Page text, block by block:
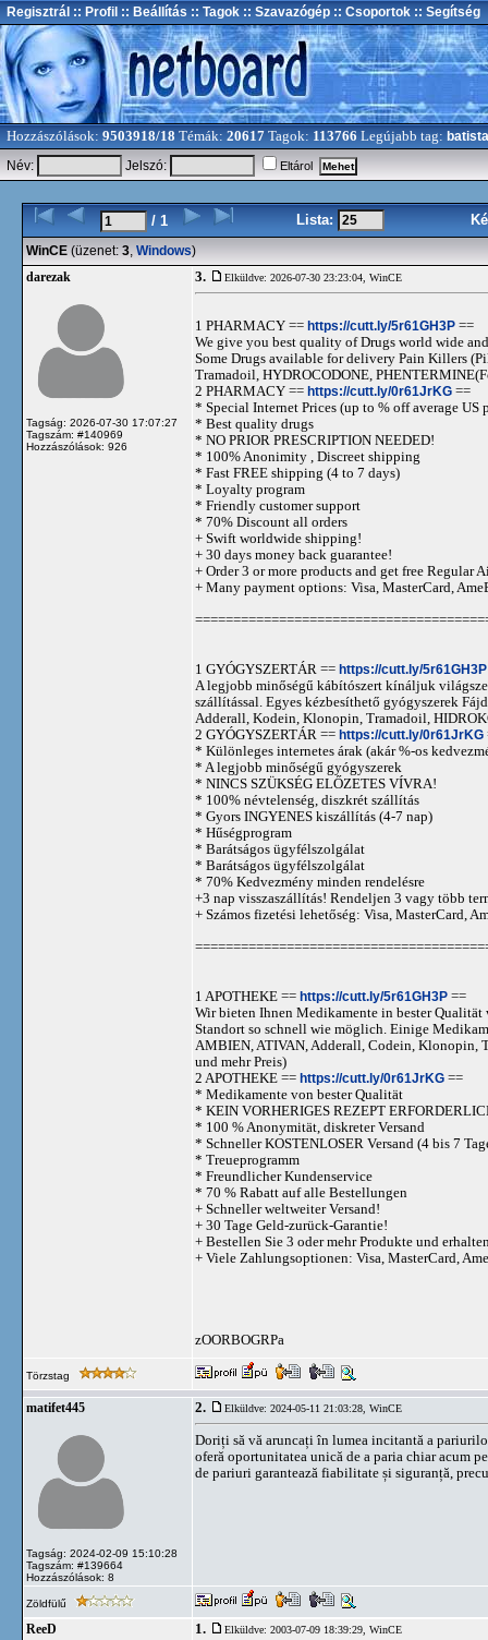
Regisztrál :: Profil :: Beállítás :: Tagok :: Szavazógép :: Csoportok :: Segítség
Hozzászólások: 9503918/18 Témák: 20617 Tagok: 113766 Legújabb tag: batista
Név:
Jelszó: Eltárol
/ 1 Lista:
WinCE (üzenet: 3, Windows)
darezak
Tagság: 2026-07-30 17:07:27
Tagszám: #140969
Hozzászólások: 926
3. Elküldve: 2026-07-30 23:23:04, WinCE
1 PHARMACY == https://cutt.ly/5r61GH3P ==
We give you best quality of Drugs world wide
Some Drugs available for delivery Pain Killers
Tramadoil, HYDROCODONE,
2 PHARMACY == https://cutt.ly/0r61JrKG ==
* Special Internet Prices (up to % off average US
* Best quality drugs
* NO PRIOR PRESCRIPTION NEEDED!
* 100% Anonimity , Discreet shipping
* Fast FREE shipping (4 to 7 days)
* Loyalty program
* Friendly customer support
* 70% Discount all orders
+ Swift worldwide shipping!
+ 30 days money back guarantee!
+ Order 3 or more products and get free Regular
+ Many payment options: Visa, MasterCard,
1 GYÓGYSZERTÁR == https://cutt.ly/5r61GH3P
A legjobb minőségű kábítószert kínáljuk
szállítással. Egyes kézbesíthető gyógyszerek
Adderall, Kodein, Klonopin, Tramadoil,
2 GYÓGYSZERTÁR == https://cutt.ly/0r61JrKG
* Különleges internetes árak (akár %-os
* A legjobb minőségű gyógyszerek
* NINCS SZÜKSÉG ELŐZETES VÍVRA!
* 100% névtelenség, diszkrét szállítás
* Gyors INGYENES kiszállítás (4-7 nap)
* Hűségprogram
* Barátságos ügyfélszolgálat
* Barátságos ügyfélszolgálat
* 70% Kedvezmény minden rendelésre
+3 nap visszaszállítás! Rendeljen 3 vagy több
+ Számos fizetési lehetőség: Visa, MasterCard,
1 APOTHEKE == https://cutt.ly/5r61GH3P ==
Wir bieten Ihnen Medikamente in bester
Standort so schnell wie möglich. Einige
AMBIEN, ATIVAN, Adderall, Codein, Klonopin,
und mehr Preis)
2 APOTHEKE == https://cutt.ly/0r61JrKG ==
* Medikamente von bester Qualität
* KEIN VORHERIGES REZEPT
* 100 % Anonymität, diskreter Versand
* Schneller KOSTENLOSER Versand (4 bis 7
* Treueprogramm
* Freundlicher Kundenservice
* 70 % Rabatt auf alle Bestellungen
+ Schneller weltweiter Versand!
+ 30 Tage Geld-zurück-Garantie!
+ Bestellen Sie 3 oder mehr Produkte und
+ Viele Zahlungsoptionen: Visa, MasterCard,
zOORBOGRPa
Törzstag
matifet445
Tagság: 2024-02-09 15:10:28
Tagszám: #139664
Hozzászólások: 8
2. Elküldve: 2024-05-11 21:03:28, WinCE
Doriți să vă aruncați în lumea incitantă a
oferă oportunitatea unică de a paria chiar acum
de pariuri garantează fiabilitate și siguranță,
Zöldfülű
ReeD 1. Elküldve: 2003-07-09 18:39:29, WinCE